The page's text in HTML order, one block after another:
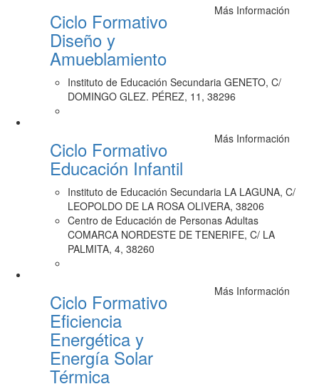
Ciclo Formativo
Diseño y
Amueblamiento
Más Información
Instituto de Educación Secundaria GENETO, C/
DOMINGO GLEZ. PÉREZ, 11, 38296
Ciclo Formativo
Educación Infantil
Más Información
Instituto de Educación Secundaria LA LAGUNA, C/
LEOPOLDO DE LA ROSA OLIVERA, 38206
Centro de Educación de Personas Adultas
COMARCA NORDESTE DE TENERIFE, C/ LA
PALMITA, 4, 38260
Ciclo Formativo
Eficiencia
Energética y
Energía Solar
Térmica
Más Información